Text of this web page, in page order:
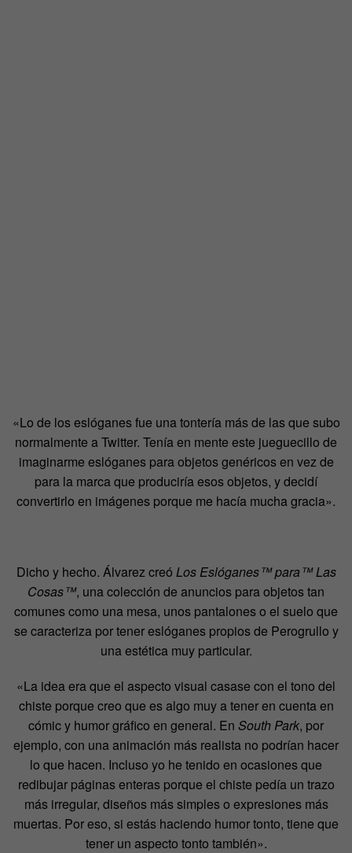
«Lo de los eslóganes fue una tontería más de las que subo
normalmente a Twitter. Tenía en mente este jueguecillo de
imaginarme eslóganes para objetos genéricos en vez de
para la marca que produciría esos objetos, y decidí
convertirlo en imágenes porque me hacía mucha gracia».
Dicho y hecho. Álvarez creó Los Eslóganes™ para™ Las
Cosas™, una colección de anuncios para objetos tan
comunes como una mesa, unos pantalones o el suelo que
se caracteriza por tener eslóganes propios de Perogrullo y
una estética muy particular.
«La idea era que el aspecto visual casase con el tono del
chiste porque creo que es algo muy a tener en cuenta en
cómic y humor gráfico en general. En South Park, por
ejemplo, con una animación más realista no podrían hacer
lo que hacen. Incluso yo he tenido en ocasiones que
redibujar páginas enteras porque el chiste pedía un trazo
más irregular, diseños más simples o expresiones más
muertas. Por eso, si estás haciendo humor tonto, tiene que
tener un aspecto tonto también».